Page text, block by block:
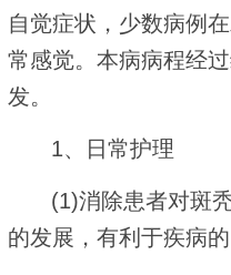
自觉症状，少数病例
常感觉。本病病程经
发。
1、日常护理
(1)消除患者对斑
的发展，有利于疾病的